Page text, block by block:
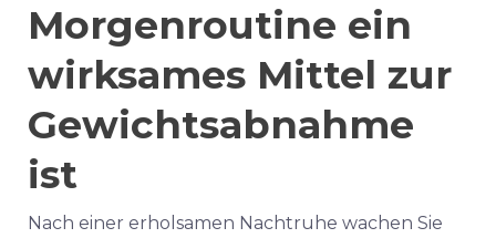
Morgenroutine ein
wirksames Mittel zur
Gewichtsabnahme
ist
Nach einer erholsamen Nachtruhe wachen Sie